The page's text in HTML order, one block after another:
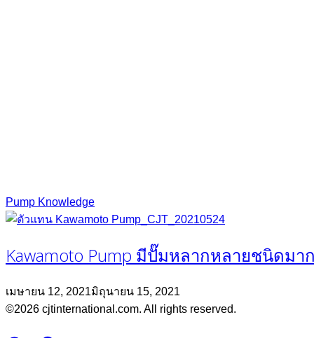
Pump Knowledge
Kawamoto Pump มีปั๊มหลากหลายชนิดม
เมษายน 12, 2021มิถุนายน 15, 2021
©2026 cjtinternational.com. All rights reserved.